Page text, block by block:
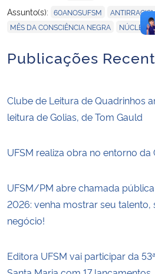
Assunto(s): 60ANOSUFSM
MÊS DA CONSCIÊNCIA NEGRA NÚCLEO
Publicações
Clube de Leitura de Quadrinhos
leitura de Golias, de Tom Gauld
UFSM realiza obra no entorno da
UFSM/PM abre chamada
2026: venha mostrar seu talento,
negócio!
Editora UFSM vai participar da